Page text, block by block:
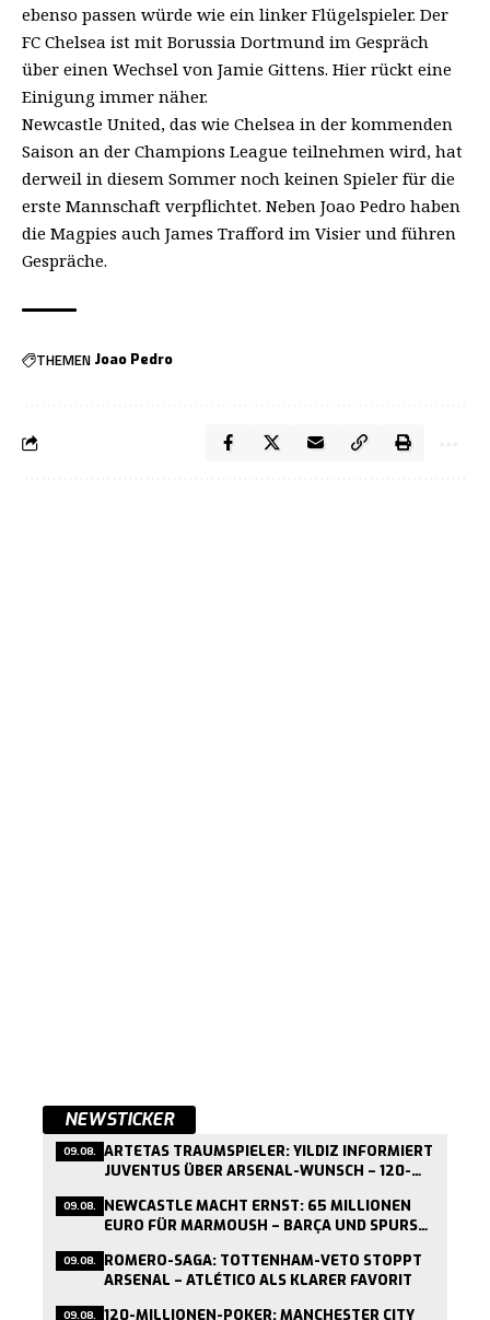
ebenso passen würde wie ein linker Flügelspieler. Der
FC Chelsea ist mit Borussia Dortmund im Gespräch
über einen Wechsel von Jamie Gittens. Hier rückt eine
Einigung immer näher.
Newcastle United, das wie Chelsea in der kommenden
Saison an der Champions League teilnehmen wird, hat
derweil in diesem Sommer noch keinen Spieler für die
erste Mannschaft verpflichtet. Neben Joao Pedro haben
die Magpies auch James Trafford im Visier und führen
Gespräche.
THEMEN Joao Pedro
NEWSTICKER
09.08. ARTETAS TRAUMSPIELER: YILDIZ INFORMIERT
JUVENTUS ÜBER ARSENAL-WUNSCH – 120-
09.08. NEWCASTLE MACHT ERNST: 65 MILLIONEN
EURO FÜR MARMOUSH – BARÇA UND SPURS
09.08. ROMERO-SAGA: TOTTENHAM-VETO STOPPT
ARSENAL – ATLÉTICO ALS KLARER FAVORIT
09.08. 120-MILLIONEN-POKER: MANCHESTER CITY